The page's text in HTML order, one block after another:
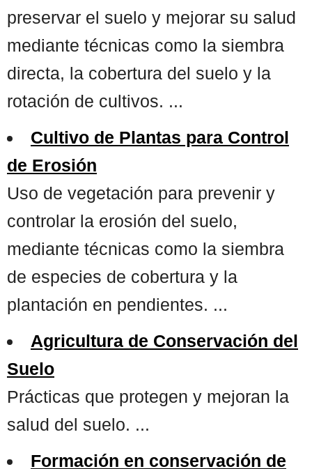
preservar el suelo y mejorar su salud
mediante técnicas como la siembra
directa, la cobertura del suelo y la
rotación de cultivos. ...
Cultivo de Plantas para Control
de Erosión
Uso de vegetación para prevenir y
controlar la erosión del suelo,
mediante técnicas como la siembra
de especies de cobertura y la
plantación en pendientes. ...
Agricultura de Conservación del
Suelo
Prácticas que protegen y mejoran la
salud del suelo. ...
Formación en conservación de